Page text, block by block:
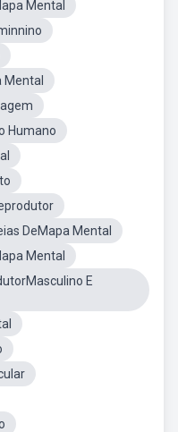
Mental
Mental
Humano
DeMapa Mental
Mental
E